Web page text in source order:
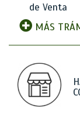
de Venta
MÁS